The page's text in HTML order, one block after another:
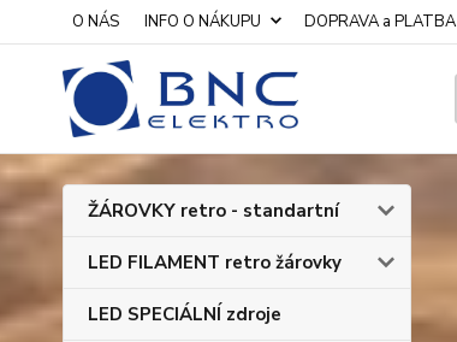
O NÁS INFO O NÁKUPU DOPRAVA a PLATBA
ŽÁROVKY retro - standartní
LED FILAMENT retro žárovky
LED SPECIÁLNÍ zdroje